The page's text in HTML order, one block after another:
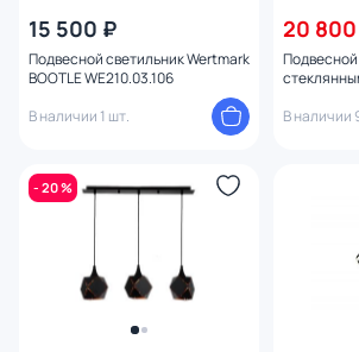
15 500 ₽
Подвесной светильник Wertmark
BOOTLE WE210.03.106
В наличии 1 шт.
20
В наличии
- 20 %